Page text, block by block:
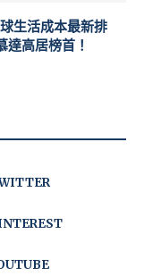
生活成本最新排
達高居榜首！